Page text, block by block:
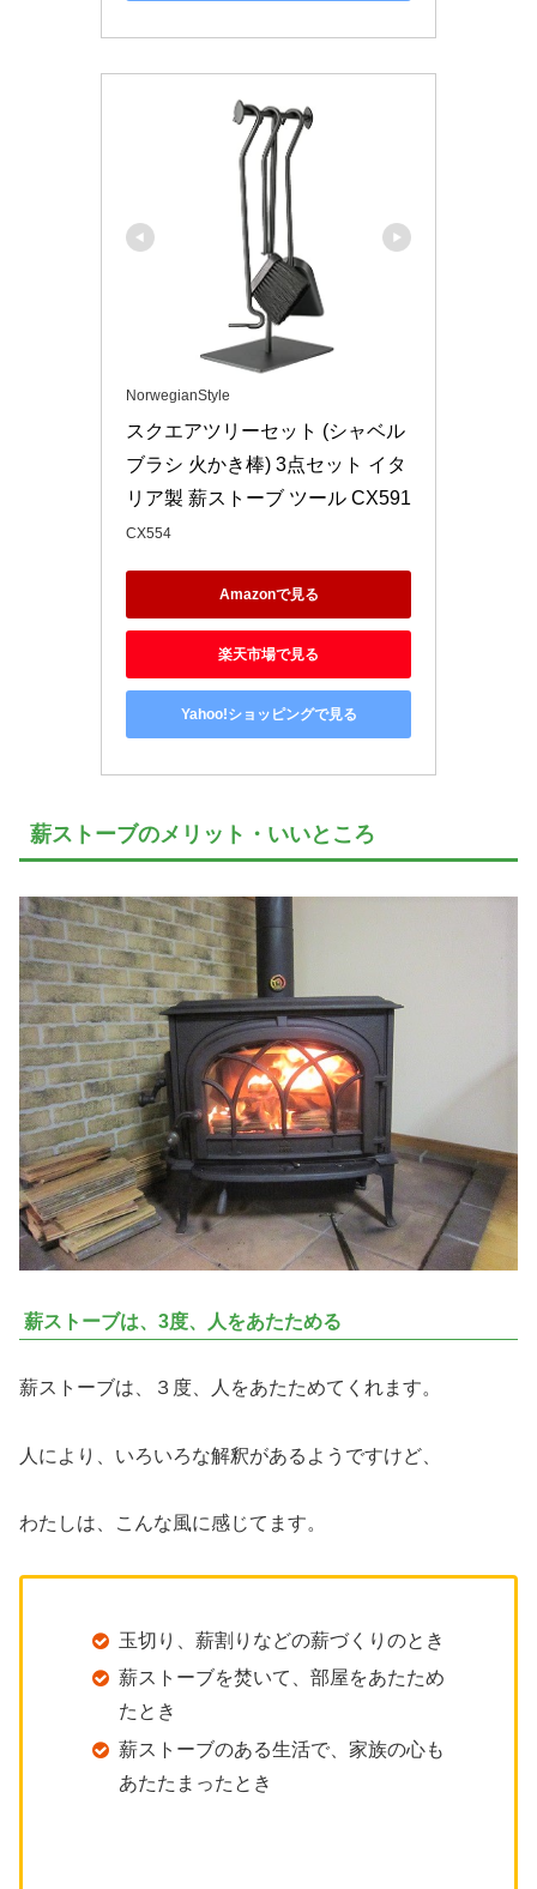
NorwegianStyle
スクエアツリーセット (シャベル
ブラシ 火かき棒) 3点セット イタ
リア製 薪ストーブ ツール CX591
CX554
Amazonで見る
楽天市場で見る
Yahoo!ショッピングで見る
薪ストーブのメリット・いいところ
薪ストーブは、3度、人をあたためる
薪ストーブは、３度、人をあたためてくれます。
人により、いろいろな解釈があるようですけど、
わたしは、こんな風に感じてます。
玉切り、薪割りなどの薪づくりのとき
薪ストーブを焚いて、部屋をあたため
たとき
薪ストーブのある生活で、家族の心も
あたたまったとき